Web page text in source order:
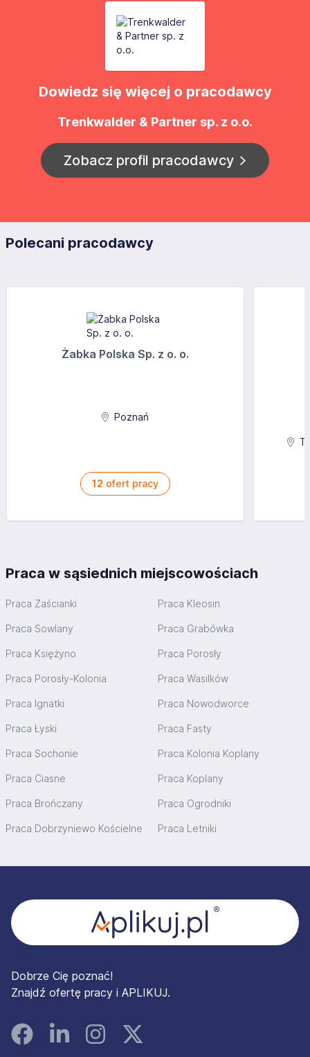
Dowiedz się więcej o pracodawcy
Trenkwalder & Partner sp. z o.o.
Zobacz profil pracodawcy
Polecani pracodawcy
Żabka Polska Sp. z o. o.
Poznań
12 ofert pracy
Praca w sąsiednich miejscowościach
Praca Zaścianki Praca Kleosin
Praca Sowlany Praca Grabówka
Praca Księżyno Praca Porosły
Praca Porosły-Kolonia Praca Wasilków
Praca Ignatki Praca Nowodworce
Praca Łyski Praca Fasty
Praca Sochonie Praca Kolonia Koplany
Praca Ciasne Praca Koplany
Praca Brończany Praca Ogrodniki
Praca Dobrzyniewo Kościelne Praca Letniki
Dobrze Cię poznać!
Znajdź ofertę pracy i APLIKUJ.
FacebookLinked InInstagramInstagram